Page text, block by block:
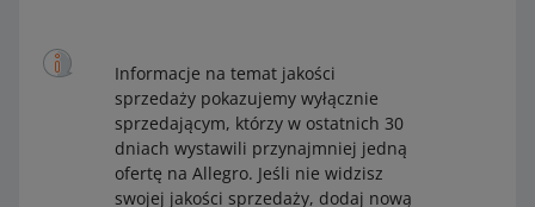
Informacje na temat jakości
sprzedaży pokazujemy wyłącznie
sprzedającym, którzy w ostatnich 30
dniach wystawili przynajmniej jedną
ofertę na Allegro. Jeśli nie widzisz
swojej jakości sprzedaży, dodaj nową